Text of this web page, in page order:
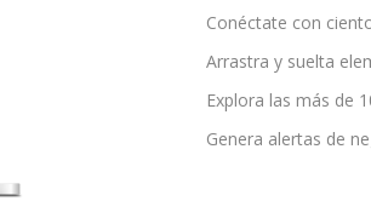
Conéctate con
Arrastra y suelta
Explora las más de
Genera alertas de